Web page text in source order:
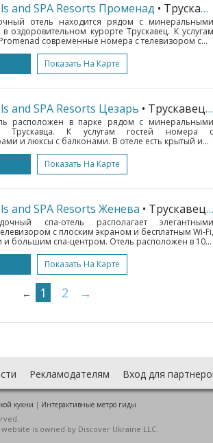
and SPA Resorts Променад • Трускавец
отель находится рядом с минеральными
оздоровительном курорте Трускавец. К услугам
современные номера с телевизором с...
Показать На Карте
and SPA Resorts Цезарь • Трускавец
расположен в парке рядом с минеральными
Трускавца. К услугам гостей номера с
и люксы с балконами. В отеле есть крытый и...
Показать На Карте
and SPA Resorts Женева • Трускавец
спа-отель располагает элегантными
с плоским экраном и бесплатным Wi-Fi,
и большим спа-центром. Отель расположен в 10...
Показать На Карте
← 1 2 →
Рекламодателям Вход для
кухни | Интерактивные метро гиды
is owned by Discover Ukraine LLC.